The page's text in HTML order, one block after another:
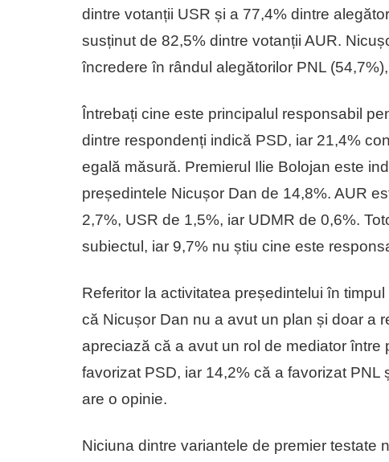
dintre votanții USR și a 77,4% dintre
susținut de 82,5% dintre votanții AUR.
încredere în rândul alegătorilor PNL
Întrebați cine este principalul responsabil
dintre respondenți indică PSD, iar 21,4%
egală măsură. Premierul Ilie Bolojan este
președintele Nicușor Dan de 14,8%. AUR
2,7%, USR de 1,5%, iar UDMR de 0,6%.
subiectul, iar 9,7% nu știu cine este
Referitor la activitatea președintelui în
că Nicușor Dan nu a avut un plan și doar a
apreciază că a avut un rol de mediator între
favorizat PSD, iar 14,2% că a favorizat
are o opinie.
Niciuna dintre variantele de premier testate